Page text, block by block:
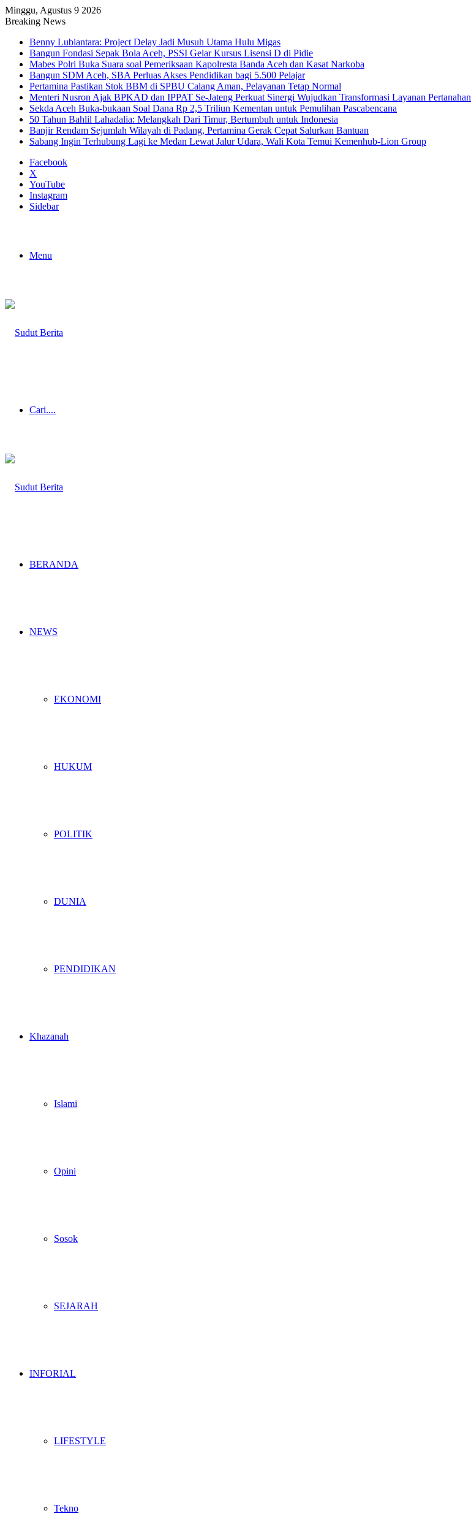
Minggu, Agustus 9 2026
Breaking News
Benny Lubiantara: Project Delay Jadi Musuh Utama Hulu Migas
Bangun Fondasi Sepak Bola Aceh, PSSI Gelar Kursus Lisensi D di Pidie
Mabes Polri Buka Suara soal Pemeriksaan Kapolresta Banda Aceh dan Kasat Narkoba
Bangun SDM Aceh, SBA Perluas Akses Pendidikan bagi 5.500 Pelajar
Pertamina Pastikan Stok BBM di SPBU Calang Aman, Pelayanan Tetap Normal
Menteri Nusron Ajak BPKAD dan IPPAT Se-Jateng Perkuat Sinergi Wujudkan Transformasi Layanan Pertanahan
Sekda Aceh Buka-bukaan Soal Dana Rp 2,5 Triliun Kementan untuk Pemulihan Pascabencana
50 Tahun Bahlil Lahadalia: Melangkah Dari Timur, Bertumbuh untuk Indonesia
Banjir Rendam Sejumlah Wilayah di Padang, Pertamina Gerak Cepat Salurkan Bantuan
Sabang Ingin Terhubung Lagi ke Medan Lewat Jalur Udara, Wali Kota Temui Kemenhub-Lion Group
Facebook
X
YouTube
Instagram
Sidebar
Menu
Cari....
BERANDA
NEWS
EKONOMI
HUKUM
POLITIK
DUNIA
PENDIDIKAN
Khazanah
Islami
Opini
Sosok
SEJARAH
INFORIAL
LIFESTYLE
Tekno